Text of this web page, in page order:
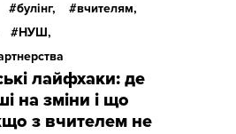
булінг,
вчителям,
НУШ,
лайфхаки: де
на зміни і що
з вчителем не